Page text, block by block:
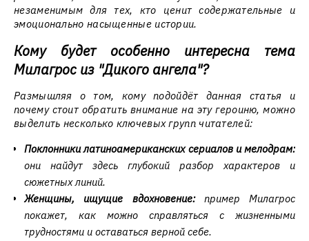
незаменимым для тех, кто ценит содержательные и
эмоционально насыщенные истории.
Кому будет особенно интересна тема
Милагрос из "Дикого ангела"?
Размышляя о том, кому подойдёт данная статья и
почему стоит обратить внимание на эту героиню, можно
выделить несколько ключевых групп читателей:
Поклонники латиноамериканских сериалов и мелодрам:
они найдут здесь глубокий разбор характеров и
сюжетных линий.
Женщины, ищущие вдохновение:пример Милагрос
покажет, как можно справляться с жизненными
трудностями и оставаться верной себе.